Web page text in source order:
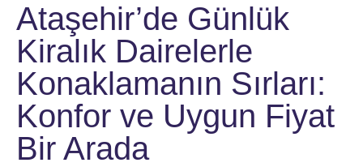
Ataşehir’de Günlük
Kiralık Dairelerle
Konaklamanın Sırları:
Konfor ve Uygun Fiyat
Bir Arada